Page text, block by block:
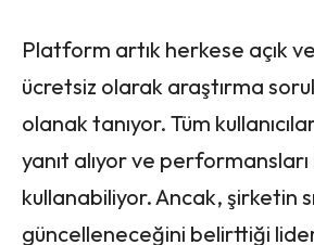
Platform artık herkese açık ve
ücretsiz olarak araştırma
olanak tanıyor. Tüm
yanıt alıyor ve
kullanabiliyor. Ancak, şirketin
güncelleneceğini belirttiği